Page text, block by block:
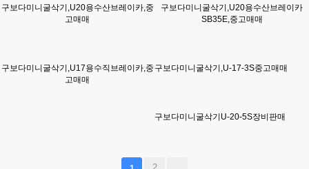
구보다미니굴삭기,U20용수산브레이카,중
고매매
구보다미니굴삭기,U20용수산브레이카
SB35E,중고매매
구보다미니굴삭기,U17용수직브레이카,중
고매매
구보다미니굴삭기,U-17-3S중고매매
구보다미니굴삭기U-20-5S장비판매